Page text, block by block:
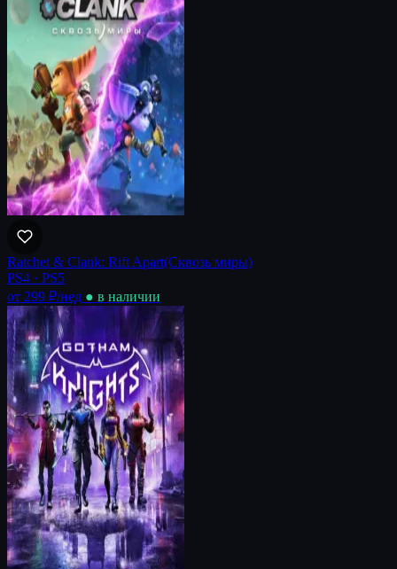
Ratchet & Clank: Rift Apart(Сквозь миры)
PS4 · PS5
от 299 ₽/нед ● в наличии